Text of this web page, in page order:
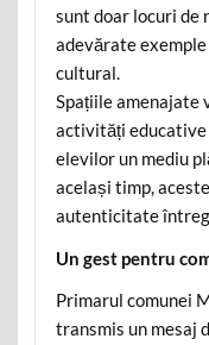
sunt doar locuri de
adevărate
cultural.
Spațiile amenajate
activități educative
elevilor un mediu
același timp,
autenticitate
Un gest pentru
Primarul comunei
transmis un mesaj